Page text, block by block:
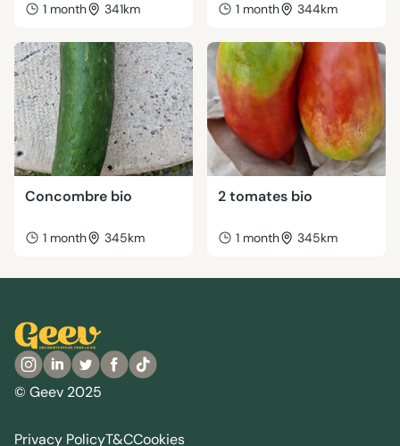
1 month 341km 1 month 344km
Concombre bio
1 month 345km
2 tomates bio
1 month 345km
© Geev 2025
Privacy PolicyT&CCookies